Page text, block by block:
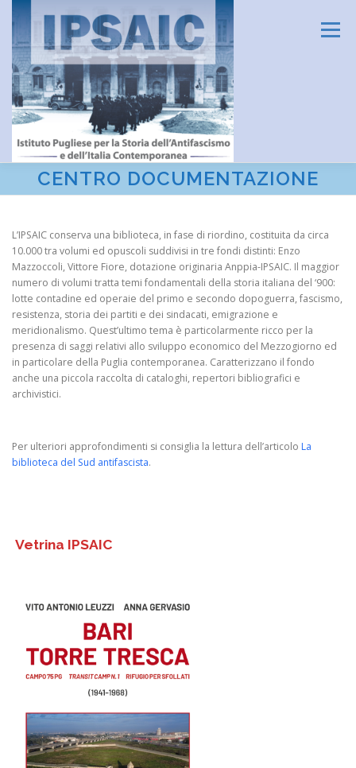
Passa
Menu
HOME L’ISTITUTO DIDATTICA E FORMAZIONE
RICERCA CENTRO DOCUMENTAZIONE
AMMINISTRAZIONE TRASPARENTE CONTATTI
CENTRO DOCUMENTAZIONE
L’IPSAIC conserva una biblioteca, in fase di riordino, costituita da circa
10.000 tra volumi ed opuscoli suddivisi in tre fondi distinti: Enzo
Mazzoccoli, Vittore Fiore, dotazione originaria Anppia-IPSAIC. Il maggior
numero di volumi tratta temi fondamentali della storia italiana del ‘900:
lotte contadine ed operaie del primo e secondo dopoguerra, fascismo,
resistenza, storia dei partiti e dei sindacati, emigrazione e
meridionalismo. Quest’ultimo tema è particolarmente ricco per la
presenza di saggi relativi allo sviluppo economico del Mezzogiorno ed
in particolare della Puglia contemporanea. Caratterizzano il fondo
anche una piccola raccolta di cataloghi, repertori bibliografici e
archivistici.
Per ulteriori approfondimenti si consiglia la lettura dell’articolo La
biblioteca del Sud antifascista.
Vetrina IPSAIC